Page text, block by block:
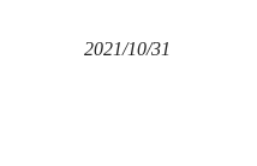
2021/10/31